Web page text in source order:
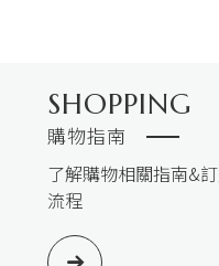
SHOPPING
購物指南
了解購物相關指南&
流程